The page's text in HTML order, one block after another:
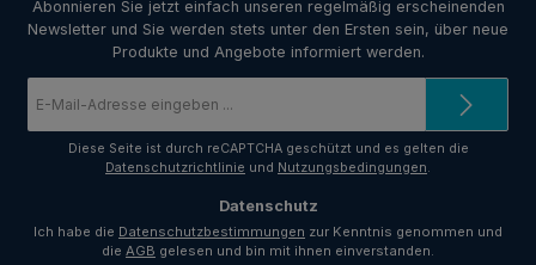
Abonnieren Sie jetzt einfach unseren regelmäßig erscheinenden
Newsletter und Sie werden stets unter den Ersten sein, über neue
Produkte und Angebote informiert werden.
Mail-
Diese Seite ist durch reCAPTCHA geschützt und es gelten die
Datenschutzrichtlinie und Nutzungsbedingungen.
Datenschutz
Ich habe die Datenschutzbestimmungen zur Kenntnis genommen und
die AGB gelesen und bin mit ihnen einverstanden.